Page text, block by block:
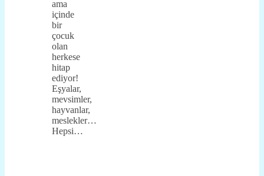
ama
içinde
bir
çocuk
olan
herkese
hitap
ediyor!
Eşyalar,
mevsimler,
hayvanlar,
meslekler…
Hepsi…